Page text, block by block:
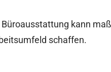
kann
schaffen.